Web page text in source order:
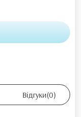
Відгуки(0)